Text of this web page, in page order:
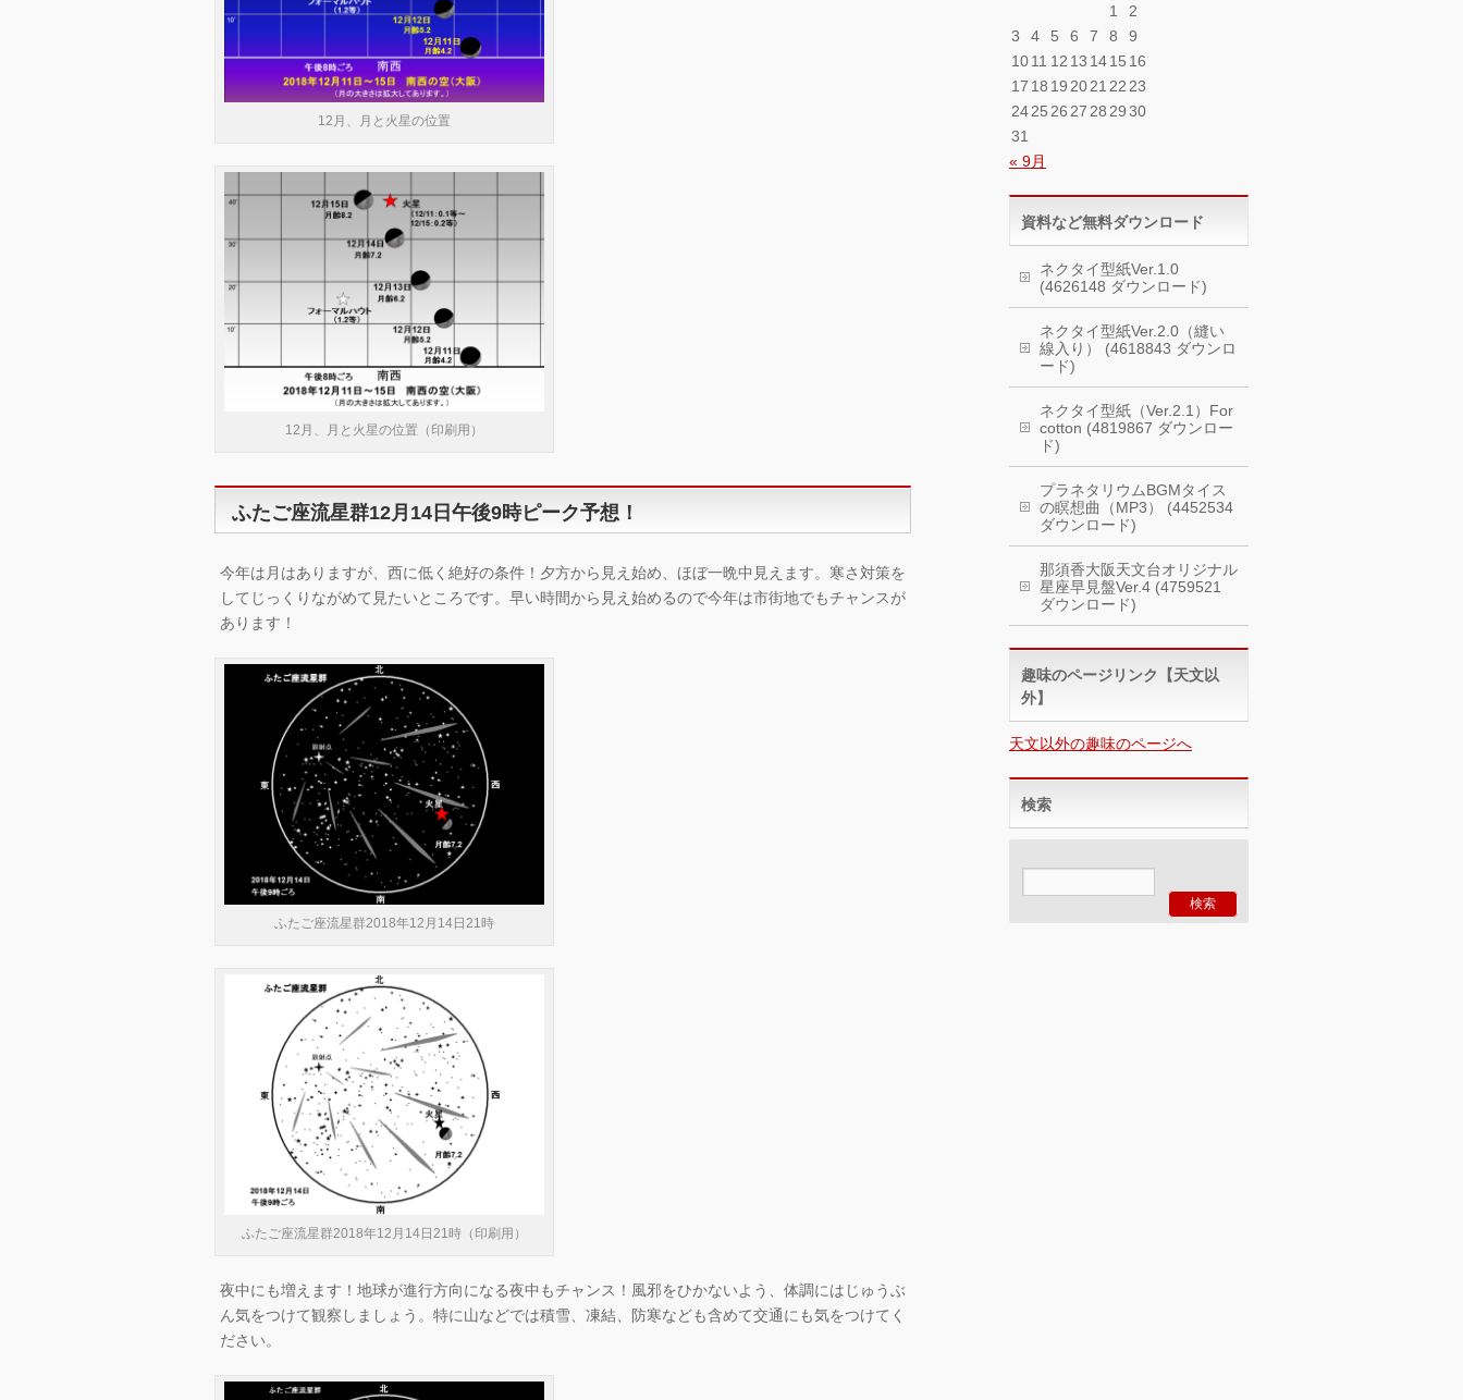
12月、月と火星の位置
12月、月と火星の位置（印刷用）
ふたご座流星群12月14日午後9時ピーク予想！
今年は月はありますが、西に低く絶好の条件！夕方から見え始め、ほぼ一晩中見えます。寒さ対策を
してじっくりながめて見たいところです。早い時間から見え始めるので今年は市街地でもチャンスが
あります！
ふたご座流星群2018年12月14日21時
ふたご座流星群2018年12月14日21時（印刷用）
夜中にも増えます！地球が進行方向になる夜中もチャンス！風邪をひかないよう、体調にはじゅうぶ
ん気をつけて観察しましょう。特に山などでは積雪、凍結、防寒なども含めて交通にも気をつけてく
ださい。
1
2
3
4 5 6 7 8
9
1011 12 13 1415 16
17 18 19 2021 22 23
2425 26 27 28 2930
31
« 9月
資料など無料ダウンロード
ネクタイ型紙Ver.1.0
(4626148 ダウンロード)
ネクタイ型紙Ver.2.0（縫い
線入り） (4618843 ダウンロ
ード)
ネクタイ型紙（Ver.2.1）For
cotton (4819867 ダウンロー
ド)
プラネタリウムBGMタイス
の瞑想曲（MP3） (4452534
ダウンロード)
那須香大阪天文台オリジナル
星座早見盤Ver.4 (4759521
ダウンロード)
趣味のページリンク【天文以
外】
天文以外の趣味のページへ
検索